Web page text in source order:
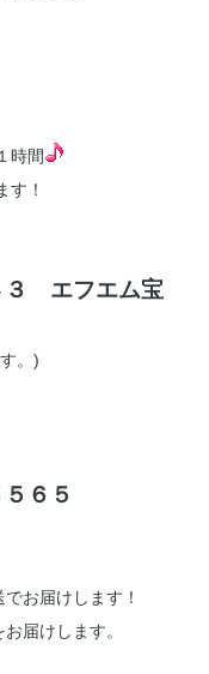
時間
す！
３ エフエム宝
。)
６５
お届けします！
届けします。